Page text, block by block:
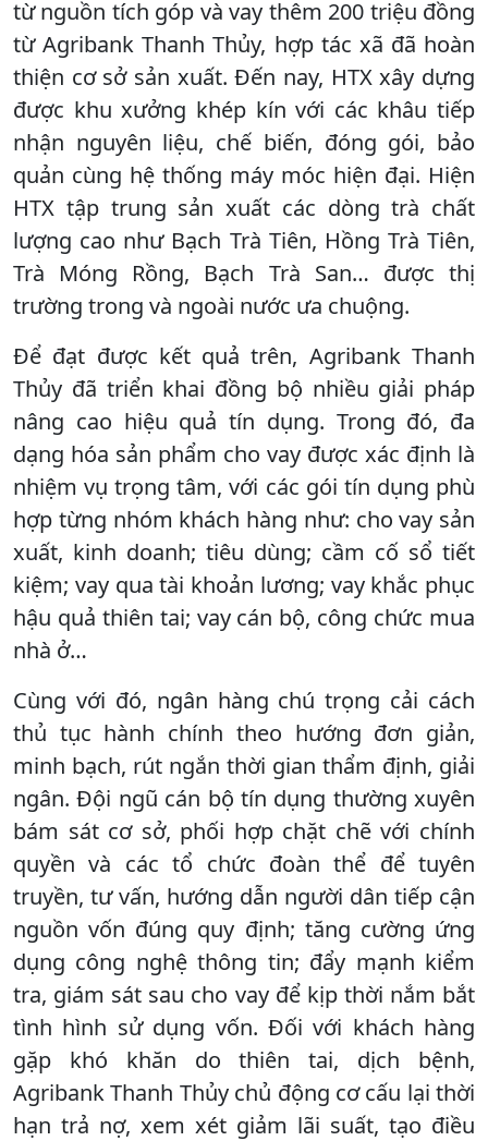
từ nguồn tích góp và vay thêm 200 triệu đồng
từ Agribank Thanh Thủy, hợp tác xã đã hoàn
thiện cơ sở sản xuất. Đến nay, HTX xây dựng
được khu xưởng khép kín với các khâu tiếp
nhận nguyên liệu, chế biến, đóng gói, bảo
quản cùng hệ thống máy móc hiện đại. Hiện
HTX tập trung sản xuất các dòng trà chất
lượng cao như Bạch Trà Tiên, Hồng Trà Tiên,
Trà Móng Rồng, Bạch Trà San… được thị
trường trong và ngoài nước ưa chuộng.
Để đạt được kết quả trên, Agribank Thanh
Thủy đã triển khai đồng bộ nhiều giải pháp
nâng cao hiệu quả tín dụng. Trong đó, đa
dạng hóa sản phẩm cho vay được xác định là
nhiệm vụ trọng tâm, với các gói tín dụng phù
hợp từng nhóm khách hàng như: cho vay sản
xuất, kinh doanh; tiêu dùng; cầm cố sổ tiết
kiệm; vay qua tài khoản lương; vay khắc phục
hậu quả thiên tai; vay cán bộ, công chức mua
nhà ở…
Cùng với đó, ngân hàng chú trọng cải cách
thủ tục hành chính theo hướng đơn giản,
minh bạch, rút ngắn thời gian thẩm định, giải
ngân. Đội ngũ cán bộ tín dụng thường xuyên
bám sát cơ sở, phối hợp chặt chẽ với chính
quyền và các tổ chức đoàn thể để tuyên
truyền, tư vấn, hướng dẫn người dân tiếp cận
nguồn vốn đúng quy định; tăng cường ứng
dụng công nghệ thông tin; đẩy mạnh kiểm
tra, giám sát sau cho vay để kịp thời nắm bắt
tình hình sử dụng vốn. Đối với khách hàng
gặp khó khăn do thiên tai, dịch bệnh,
Agribank Thanh Thủy chủ động cơ cấu lại thời
hạn trả nợ, xem xét giảm lãi suất, tạo điều